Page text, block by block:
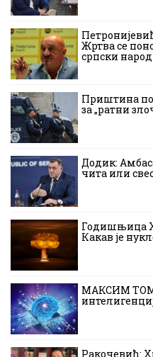
Жртва се
српски народ
Приштина
за „ратни
Додик:
чита или
Годишњица
Какав је
МАКСИМ
Ракочевић: